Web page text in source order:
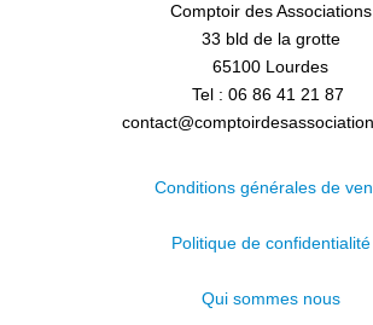
Comptoir des Associations
33 bld de la grotte
65100 Lourdes
Tel : 06 86 41 21 87
Conditions générales de
Politique de confidentialité
Qui sommes nous